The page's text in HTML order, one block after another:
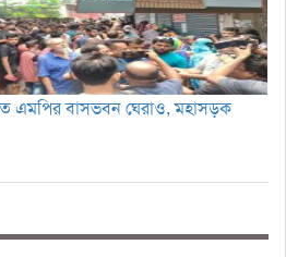
এমপির বাসভবন ঘেরাও, মহাসড়ক